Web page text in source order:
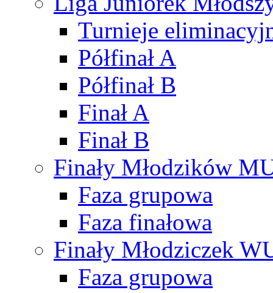
Turnieje
Półfinał A
Półfinał B
Finał A
Finał B
Finały Młodzików
Faza grupowa
Faza finałowa
Finały Młodziczek
Faza grupowa